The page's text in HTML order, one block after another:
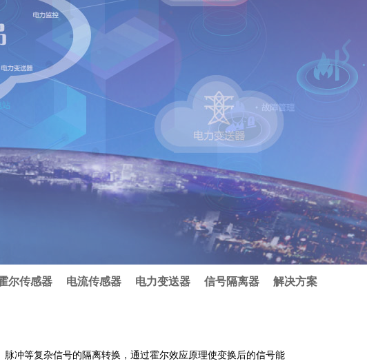
尔传感器 电流传感器 电力变送器 信号隔离器 解决方案
冲等复杂信号的隔离转换，通过霍尔效应原理使变换后的信号能